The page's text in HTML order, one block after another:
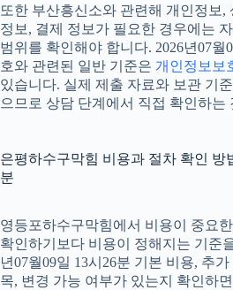
또한 부산흥신소와 관련해 개인정보,
정보, 결제 정보가 필요한 경우에는
범위를 확인해야 합니다. 2026년07월
호와 관련된 일반 기준은 개인정보보
있습니다. 실제 제출 자료와 보관 기
으므로 상담 단계에서 직접 확인하는
은평하수구막힘 비용과 절차 확인 방
분
영등포하수구막힘에서 비용이 중요
확인하기보다 비용이 정해지는 기준
년07월09일 13시26분 기본 비용, 추
목, 변경 가능 여부가 있는지 확인하